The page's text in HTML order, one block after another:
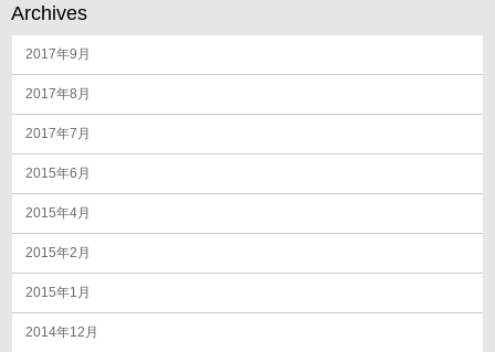
Archives
2017年9月
2017年8月
2017年7月
2015年6月
2015年4月
2015年2月
2015年1月
2014年12月